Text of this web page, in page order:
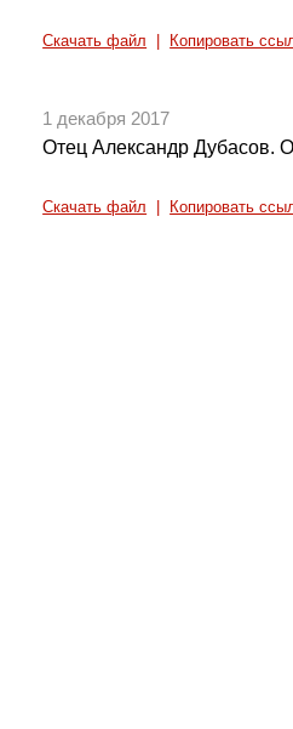
Скачать файл Копировать
1 декабря 2017
Отец Александр Дубасов.
Скачать файл Копировать